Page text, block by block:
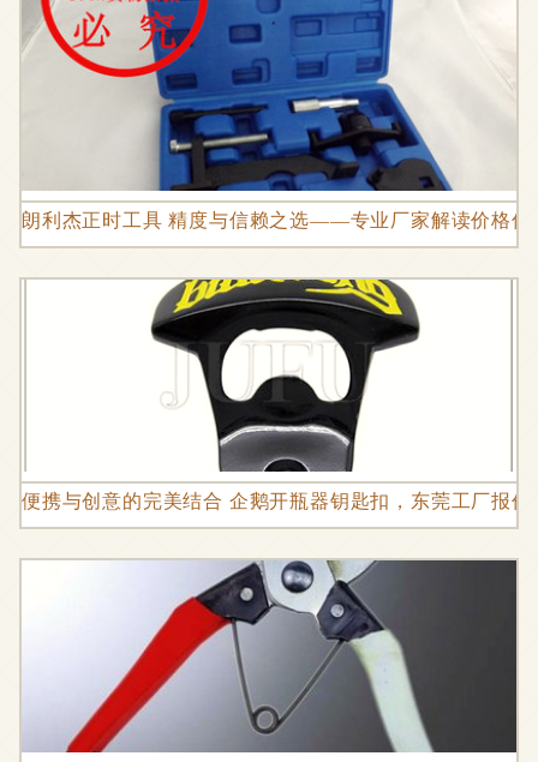
朗利杰正时工具 精度与信赖之选——专业厂家解读价格优
便携与创意的完美结合 企鹅开瓶器钥匙扣，东莞工厂报